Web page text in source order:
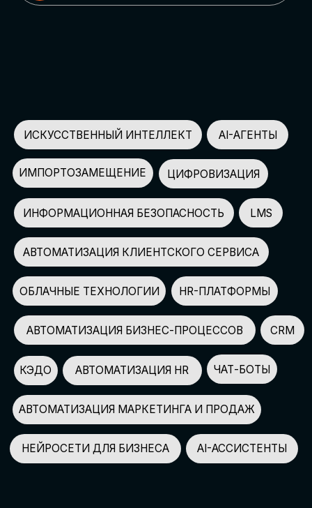
НЕЙРОСЕТИ ДЛЯ БИЗНЕСА
КЭДО АВТОМАТИЗАЦИЯ HR
АВТОМАТИЗАЦИЯ МАРКЕТИНГА И ПРОДАЖ
AI-АССИСТЕНТЫ
ЧАТ-БОТЫ
СПИКЕРОВ
150+
ПАРТНЕРОВ
100+
УЧАСТНИКОВ
2500+
GLOBAL TECH FORUM –